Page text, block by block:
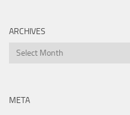
ARCHIVES
Archives
META